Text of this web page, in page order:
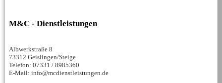
M&C - Dienstleistungen
Albwerkstraße 8
73312 Geislingen/Steige
Telefon: 07331 / 8985360
E-Mail: info@mcdienstleistungen.de